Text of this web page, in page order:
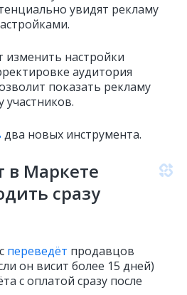
увидят рекламу
изменить настройки
аудитория
показать рекламу
участников.
два новых инструмента.
в Маркете
сразу
переведёт продавцов
он висит более 15 дней)
с оплатой сразу после